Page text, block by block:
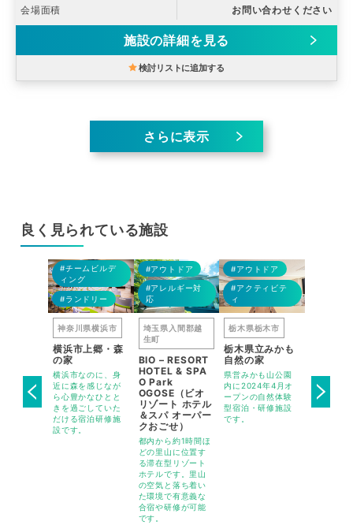
会場面積 お問い合わせください
施設の詳細を見る
検討リストに追加する
さらに表示
良く見られている施設
市の大
ノベー
#BBQ
#チームビルデ
ィング
#ランドリー
神奈川県横浜市
横浜市上郷・森
の家
横浜市なのに、身
近に森を感じなが
ら心豊かなひとと
きを過ごしていた
だける宿泊研修施
設です。
#アウトドア
#アレルギー対
応
埼玉県入間郡越
生町
BIO – RESORT
HOTEL & SPA
O Park
OGOSE（ビオ
リゾート ホテル
＆スパ オーパー
クおごせ）
都内から約1時間ほ
どの里山に位置す
る滞在型リゾート
ホテルです。里山
の空気と落ち着い
た環境で有意義な
合宿や研修が可能
です。
#アウトドア
#アクティビテ
ィ
栃木県栃木市
栃木県立みかも
自然の家
県営みかも山公園
内に2024年4月オ
ープンの自然体験
型宿泊・研修施設
です。
（新宿か
弱）徒歩
宿泊・会
き火場・